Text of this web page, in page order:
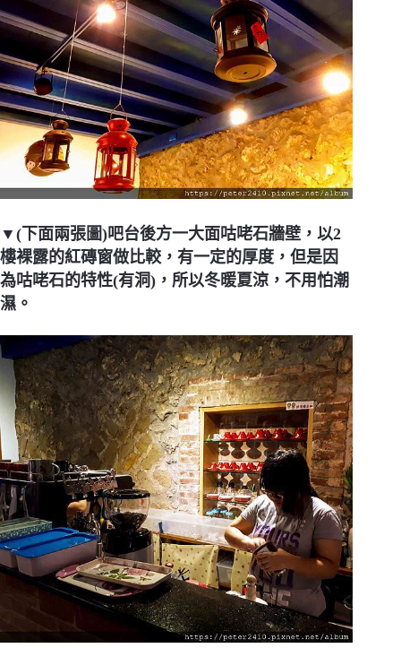
▼(下面兩張圖)吧台後方一大面咕咾石牆壁，以2
樓裸露的紅磚窗做比較，有一定的厚度，但是因
為咕咾石的特性(有洞)，所以冬暖夏涼，不用怕潮
濕。